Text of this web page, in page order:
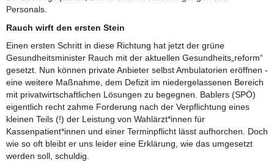
Personals.
Rauch wirft den ersten Stein
Einen ersten Schritt in diese Richtung hat jetzt der grüne
Gesundheitsminister Rauch mit der aktuellen Gesundheits„reform“
gesetzt. Nun können private Anbieter selbst Ambulatorien eröffnen -
eine weitere Maßnahme, dem Defizit im niedergelassenen Bereich
mit privatwirtschaftlichen Lösungen zu begegnen. Bablers (SPÖ)
eigentlich recht zahme Forderung nach der Verpflichtung eines
kleinen Teils (!) der Leistung von Wahlärzt*innen für
Kassenpatient*innen und einer Terminpflicht lässt aufhorchen. Doch
wie so oft bleibt er uns leider eine Erklärung, wie das umgesetzt
werden soll, schuldig.